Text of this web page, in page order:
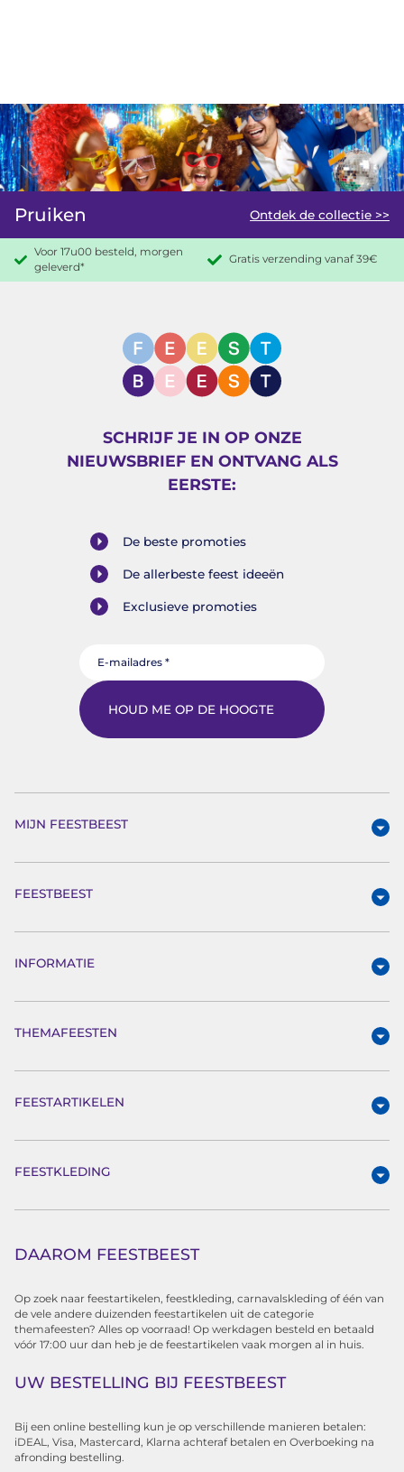
Pruiken Ontdek de collectie >>
Voor 17u00 besteld, morgen
geleverd*
Gratis verzending vanaf 39€
SCHRIJF JE IN OP ONZE
NIEUWSBRIEF EN ONTVANG ALS
EERSTE:
De beste promoties
De allerbeste feest ideeën
Exclusieve promoties
HOUD ME OP DE HOOGTE
MIJN FEESTBEEST
FEESTBEEST
INFORMATIE
THEMAFEESTEN
FEESTARTIKELEN
FEESTKLEDING
DAAROM FEESTBEEST
Op zoek naar feestartikelen, feestkleding, carnavalskleding of één van
de vele andere duizenden feestartikelen uit de categorie
themafeesten? Alles op voorraad! Op werkdagen besteld en betaald
vóór 17:00 uur dan heb je de feestartikelen vaak morgen al in huis.
UW BESTELLING BIJ FEESTBEEST
Bij een online bestelling kun je op verschillende manieren betalen:
iDEAL, Visa, Mastercard, Klarna achteraf betalen en Overboeking na
afronding bestelling.